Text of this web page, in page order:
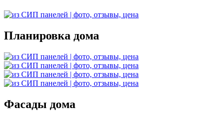
Планировка дома
Фасады дома